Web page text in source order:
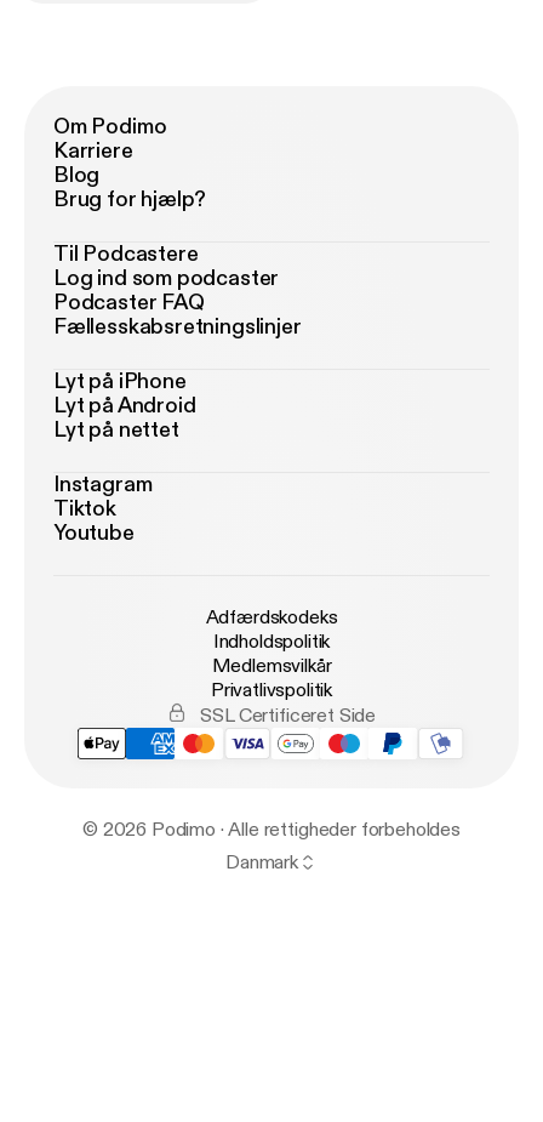
Om Podimo
Karriere
Blog
Brug for hjælp?
Til Podcastere
Log ind som podcaster
Podcaster FAQ
Fællesskabsretningslinjer
Lyt på iPhone
Lyt på Android
Lyt på nettet
Instagram
Tiktok
Youtube
Adfærdskodeks
Indholdspolitik
Medlemsvilkår
Privatlivspolitik
SSL Certificeret Side
© 2026 Podimo · Alle rettigheder forbeholdes
Danmark